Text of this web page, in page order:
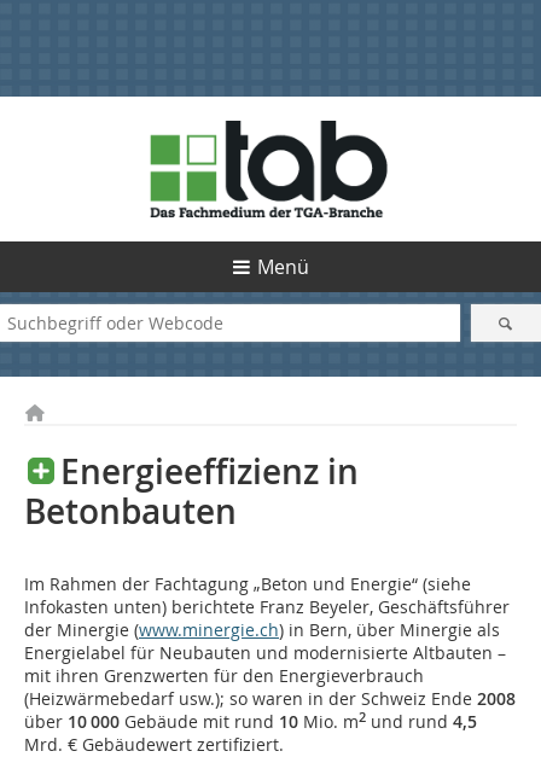
Menü
Energieeffizienz in
Betonbauten
Im Rahmen der Fachtagung „Beton und Energie“ (siehe
Infokas­ten unten) berichtete Franz Beyeler, Ge­schäftsführer
der Minergie (www.minergie.ch) in Bern, über Minergie als
Energielabel für Neu­bauten und modernisierte Altbauten –
mit ihren Grenzwer­ten für den Ener­gie­verbrauch
(Heizwärmebedarf usw.); so waren in der Schweiz Ende 2008
über 10 000 Gebäude mit rund 10 Mio. m2 und rund 4,5
Mrd. € Gebäudewert zertifiziert.